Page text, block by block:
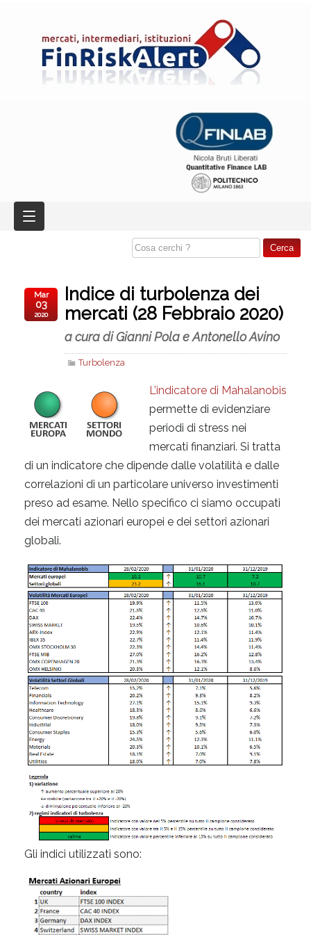
Indice di turbolenza dei
mercati (28 Febbraio 2020)
a cura di Gianni Pola e Antonello Avino
Turbolenza
Mar
03
2020
L’indicatore di Mahalanobis
permette di evidenziare
periodi di stress nei
mercati finanziari. Si tratta
di un indicatore che dipende dalle volatilità e dalle
correlazioni di un particolare universo investimenti
preso ad esame. Nello specifico ci siamo occupati
dei mercati azionari europei e dei settori azionari
globali.
Gli indici utilizzati sono: